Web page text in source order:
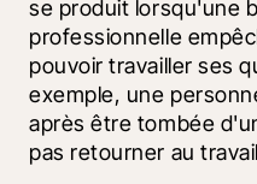
se produit lorsqu'une
professionnelle
pouvoir travailler ses
exemple, une
après être tombée
pas retourner au